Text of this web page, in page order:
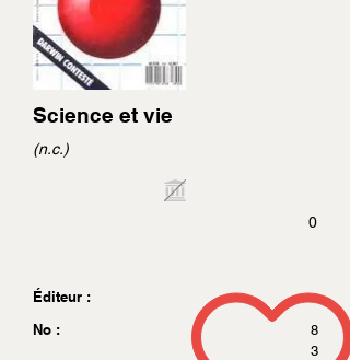
Science et vie
(n.c.)
0
Éditeur :
No :
8
3